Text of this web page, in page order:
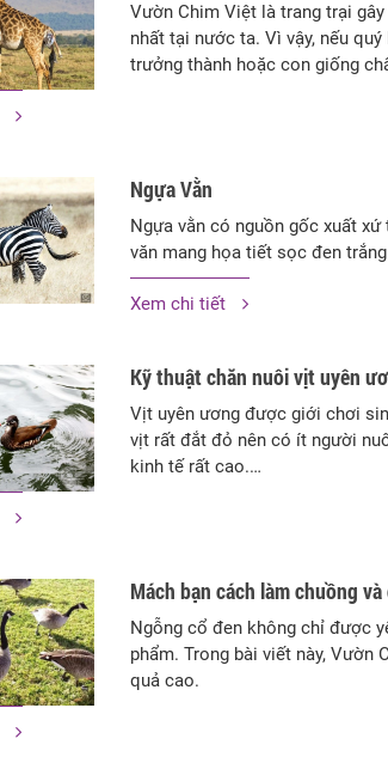
Vườn Chim Việt là trang trại
nhất tại nước ta. Vì vậy, nếu
trưởng thành hoặc con giống
Ngựa Vằn
Ngựa vằn có nguồn gốc xuất
văn mang họa tiết sọc đen
Xem chi tiết
Kỹ thuật chăn nuôi vịt uyên
Vịt uyên ương được giới chơi
vịt rất đắt đỏ nên có ít người
kinh tế rất cao.…
Mách bạn cách làm chuồng
Ngỗng cổ đen không chỉ được
phẩm. Trong bài viết này, Vườn
quả cao.